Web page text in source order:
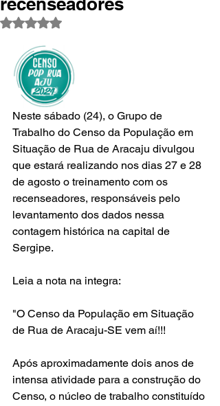
Avaliado com NaN de 5 estrelas.
Neste sábado (24), o Grupo de
Trabalho do Censo da População em
Situação de Rua de Aracaju divulgou
que estará realizando nos dias 27 e 28
de agosto o treinamento com os
recenseadores, responsáveis pelo
levantamento dos dados nessa
contagem histórica na capital de
Sergipe.
Leia a nota na integra:
"O Censo da População em Situação
de Rua de Aracaju-SE vem aí!!!
Após aproximadamente dois anos de
intensa atividade para a construção do
Censo, o núcleo de trabalho constituído